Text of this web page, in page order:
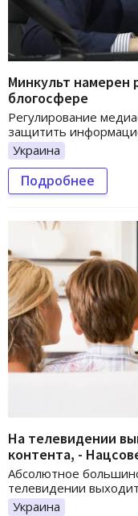
Минкульт намерен
блогосфере
Регулирование
защитить
Украина
Подробнее
На телевидении
контента, -
Абсолютное
телевидении
Украина